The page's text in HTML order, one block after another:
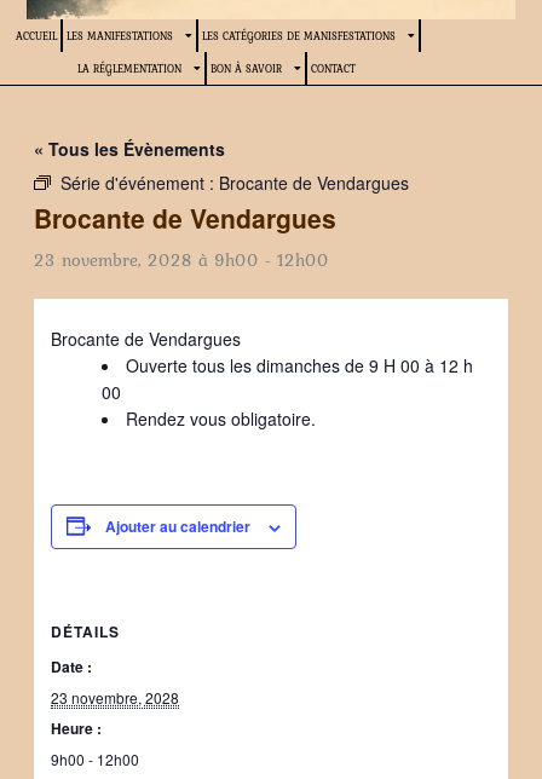
ACCUEIL LES MANIFESTATIONS LES CATÉGORIES DE MANISFESTATIONS
LA RÉGLEMENTATION BON À SAVOIR CONTACT
« Tous les Évènements
Série d'événement : Brocante de Vendargues
Brocante de Vendargues
23 novembre, 2028 à 9h00 - 12h00
Brocante de Vendargues
Ouverte tous les dimanches de 9 H 00 à 12 h
00
Rendez vous obligatoire.
Ajouter au calendrier
DÉTAILS
Date :
23 novembre, 2028
Heure :
9h00 - 12h00